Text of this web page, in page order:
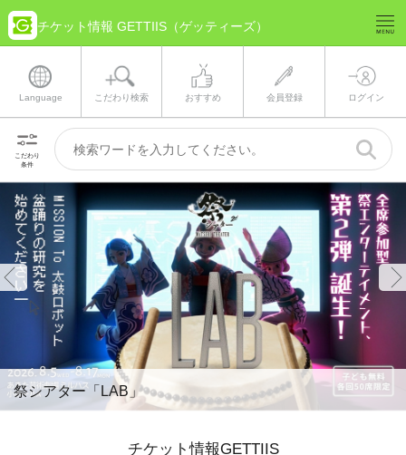
チケット情報 GETTIIS（ゲッティーズ）
Language こだわり検索 おすすめ 会員登録 ログイン
こだわり
条件
ー「LAB」
チケット情報GETTIIS